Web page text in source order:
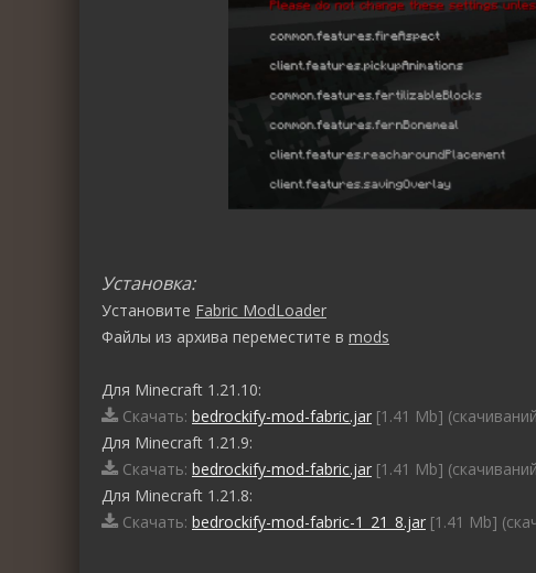
Установка:
Установите Fabric ModLoader
Файлы из архива переместите в mods
Для Minecraft 1.21.10:
Скачать: bedrockify-mod-fabric.jar [1.41 Mb]
Для Minecraft 1.21.9:
Скачать: bedrockify-mod-fabric.jar [1.41 Mb]
Для Minecraft 1.21.8:
Скачать: bedrockify-mod-fabric-1_21_8.jar [1.41 Mb]